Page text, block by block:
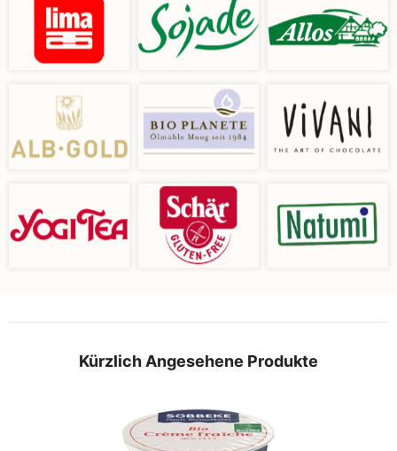
Kürzlich Angesehene Produkte